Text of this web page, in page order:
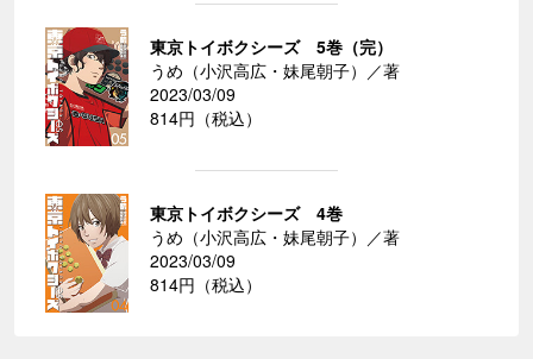
東京トイボクシーズ 5巻（完）
うめ（小沢高広・妹尾朝子）／著
2023/03/09
814円（税込）
東京トイボクシーズ 4巻
うめ（小沢高広・妹尾朝子）／著
2023/03/09
814円（税込）